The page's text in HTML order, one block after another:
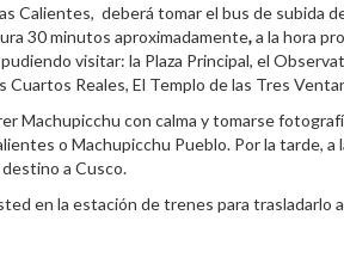
Calientes, deberá tomar el bus de subida
30 minutos aproximadamente,a la hora
visitar: la Plaza Principal, el
Cuartos Reales, El Templo de las Tres
Machupicchu con calma y tomarse
o Machupicchu Pueblo. Por la tarde, a
a Cusco.
en la estación de trenes para trasladarlo